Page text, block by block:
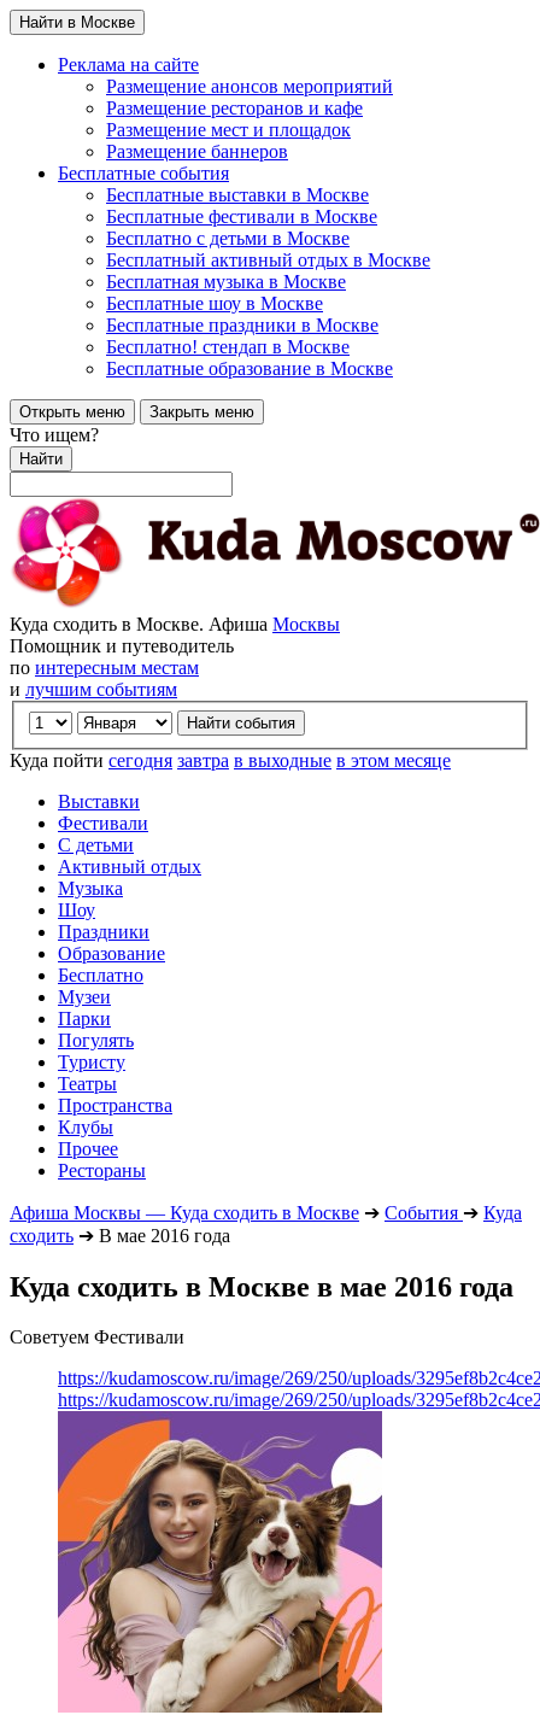
Найти в Москве
Реклама на сайте
Размещение анонсов мероприятий
Размещение ресторанов и кафе
Размещение мест и площадок
Размещение баннеров
Бесплатные события
Бесплатные выставки в Москве
Бесплатные фестивали в Москве
Бесплатно с детьми в Москве
Бесплатный активный отдых в Москве
Бесплатная музыка в Москве
Бесплатные шоу в Москве
Бесплатные праздники в Москве
Бесплатно! стендап в Москве
Бесплатные образование в Москве
Открыть меню Закрыть меню
Что ищем?
Найти
Куда сходить в Москве. Афиша Москвы
Помощник и путеводитель
по интересным местам
и лучшим событиям
Куда пойти сегодня завтра в выходные в этом месяце
Выставки
Фестивали
С детьми
Активный отдых
Музыка
Шоу
Праздники
Образование
Бесплатно
Музеи
Парки
Погулять
Туристу
Театры
Пространства
Клубы
Прочее
Рестораны
Афиша Москвы — Куда сходить в Москве ➔ События ➔ Куда
сходить ➔ В мае 2016 года
Куда сходить в Москве в мае 2016 года
Советуем Фестивали
https://kudamoscow.ru/image/269/250/uploads/
https://kudamoscow.ru/image/269/250/uploads/